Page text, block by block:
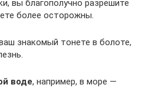
вы благополучно разрешите
более осторожны.
знакомый тонете в болоте,
воде, например, в море —